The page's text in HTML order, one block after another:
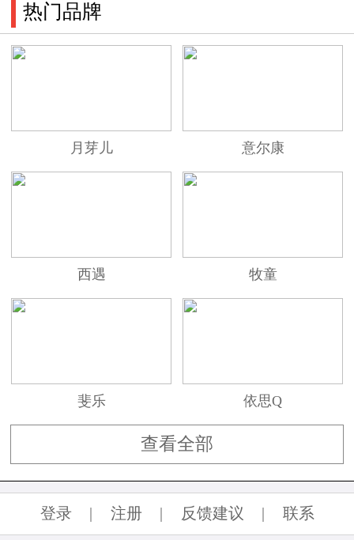
热门品牌
月芽儿 意尔康
西遇 牧童
斐乐 依思Q
查看全部
登录 注册 反馈建议 联系